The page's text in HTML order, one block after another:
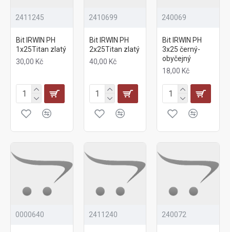
2411245
Bit IRWIN PH
1x25Titan zlatý
30,00 Kč
2410699
Bit IRWIN PH
2x25Titan zlatý
40,00 Kč
240069
Bit IRWIN PH
3x25 černý-
obyčejný
18,00 Kč
0000640 2411240 240072